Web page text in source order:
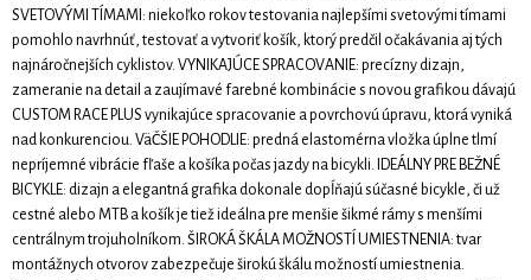
SVETOVÝMI TÍMAMI: niekoľko rokov testovania najlepšími svetovými tímami
pomohlo navrhnúť, testovať a vytvoriť košík, ktorý predčil očakávania aj tých
najnáročnejších cyklistov. VYNIKAJÚCE SPRACOVANIE: precízny dizajn,
zameranie na detail a zaujímavé farebné kombinácie s novou grafikou dávajú
CUSTOM RACE PLUS vynikajúce spracovanie a povrchovú úpravu, ktorá vyniká
nad konkurenciou. VäČŠIE POHODLIE: predná elastomérna vložka úplne tlmí
nepríjemné vibrácie fľaše a košíka počas jazdy na bicykli. IDEÁLNY PRE BEŽNÉ
BICYKLE: dizajn a elegantná grafika dokonale dopĺňajú súčasné bicykle, či už
cestné alebo MTB a košík je tiež ideálna pre menšie šikmé rámy s menšími
centrálnym trojuholníkom. ŠIROKÁ ŠKÁLA MOŽNOSTÍ UMIESTNENIA: tvar
montážnych otvorov zabezpečuje širokú škálu možností umiestnenia.